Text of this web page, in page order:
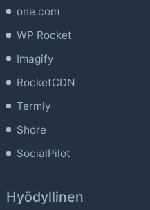
one.com
WP Rocket
Imagify
RocketCDN
Termly
Shore
SocialPilot
Hyödyllinen